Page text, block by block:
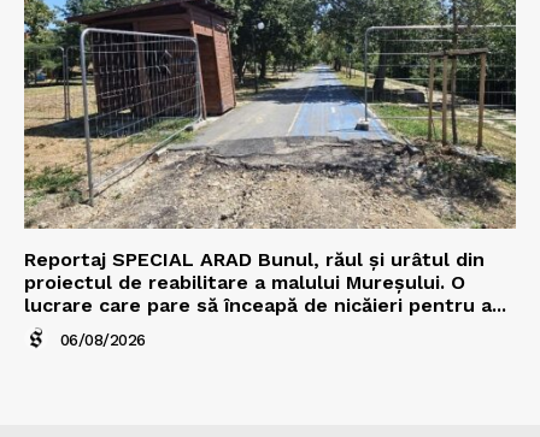
Reportaj SPECIAL ARAD Bunul, răul și urâtul din
proiectul de reabilitare a malului Mureșului. O
lucrare care pare să înceapă de nicăieri pentru a...
06/08/2026